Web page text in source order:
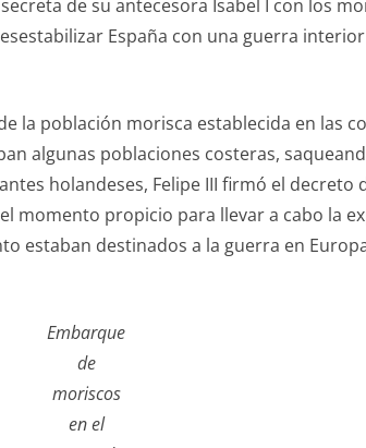
de su antecesora Isabel I con los
España con una guerra
la población morisca establecida en las
algunas poblaciones costeras,
holandeses, Felipe III firmó el decreto
momento propicio para llevar a cabo la
estaban destinados a la guerra en
Embarque
de
moriscos
en el